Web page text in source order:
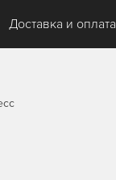
Доставка и оплата